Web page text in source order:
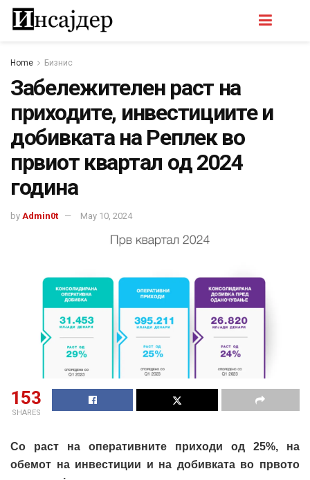
Home Бизнис
Забележителен раст на
приходите, инвестициите и
добивката на Реплек во
првиот квартал од 2024
година
by Admin0t May 10, 2024
153
SHARES
Со раст на оперативните приходи од 25%, на
обемот на инвестиции и на добивката во првото